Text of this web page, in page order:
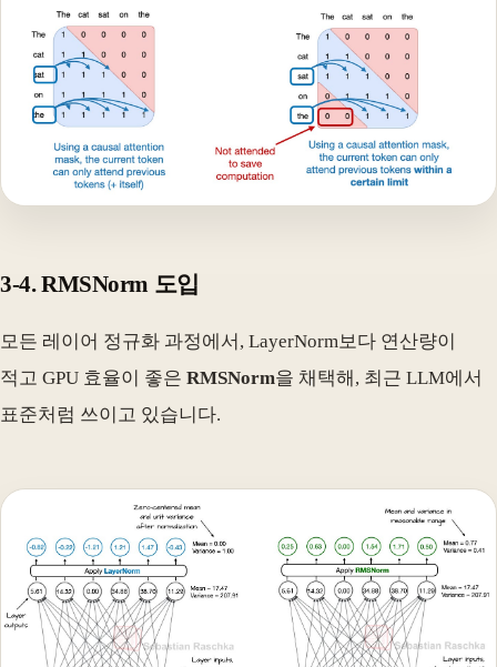
3-4. RMSNorm 도입
모든 레이어 정규화 과정에서, LayerNorm보다 연산량이
적고 GPU 효율이 좋은 RMSNorm을 채택해, 최근 LLM에서
표준처럼 쓰이고 있습니다.